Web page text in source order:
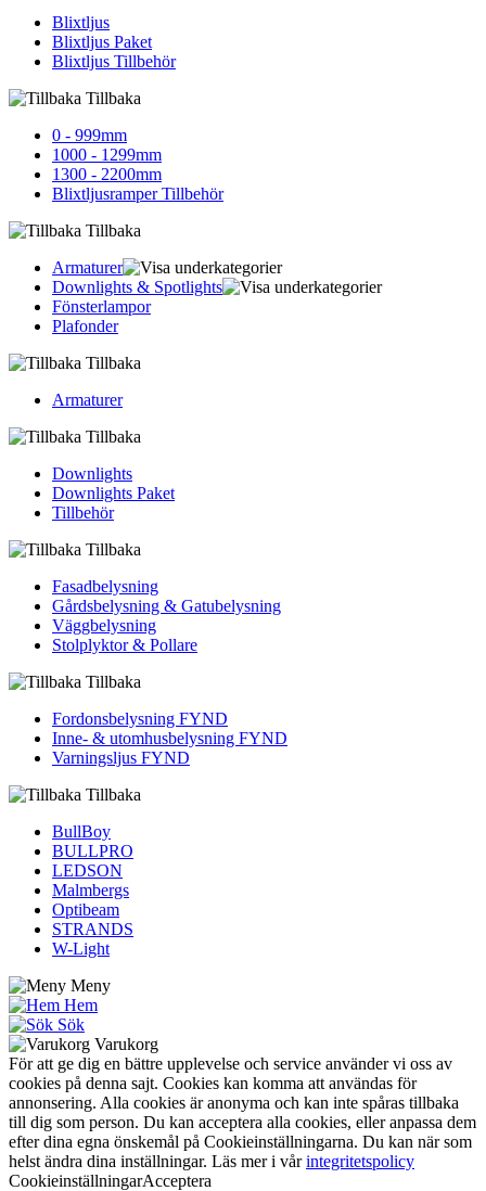
Blixtljus
Blixtljus Paket
Blixtljus Tillbehör
Tillbaka
0 - 999mm
1000 - 1299mm
1300 - 2200mm
Blixtljusramper Tillbehör
Tillbaka
Armaturer
Downlights & Spotlights
Fönsterlampor
Plafonder
Tillbaka
Armaturer
Tillbaka
Downlights
Downlights Paket
Tillbehör
Tillbaka
Fasadbelysning
Gårdsbelysning & Gatubelysning
Väggbelysning
Stolplyktor & Pollare
Tillbaka
Fordons­belysning FYND
Inne- & utomhus­belysning FYND
Varningsljus FYND
Tillbaka
BullBoy
BULLPRO
LEDSON
Malmbergs
Optibeam
STRANDS
W-Light
Meny
Hem
Sök
Varukorg
För att ge dig en bättre upplevelse och service använder vi oss av
cookies på denna sajt. Cookies kan komma att användas för
annonsering. Alla cookies är anonyma och kan inte spåras tillbaka
till dig som person. Du kan acceptera alla cookies, eller anpassa dem
efter dina egna önskemål på Cookieinställningarna. Du kan när som
helst ändra dina inställningar. Läs mer i vårintegritetspolicy
CookieinställningarAcceptera